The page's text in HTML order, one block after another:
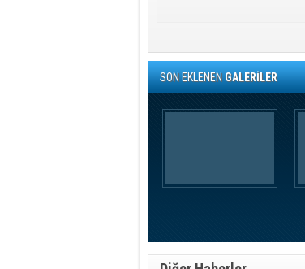
SON EKLENENGALERİLER